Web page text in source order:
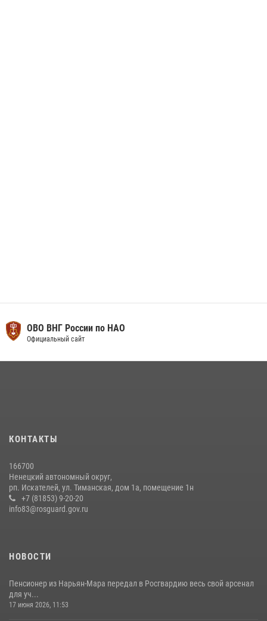
ОВО ВНГ России по НАО
Официальный сайт
КОНТАКТЫ
166700
Ненецкий автономный округ,
рп. Искателей, ул. Тиманская, дом 1а, помещение 1н
+7 (81853) 9-20-20
info83@rosguard.gov.ru
НОВОСТИ
Пенсионер из Нарьян-Мара передал в Росгвардию весь свой арсенал
для уч...
17 июня 2026, 11:53